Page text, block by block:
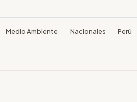
Medio Ambiente Nacionales Perú